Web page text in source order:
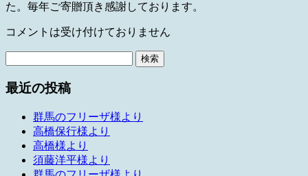
た。毎年ご寄贈頂き感謝しております。
コメントは受け付けておりません
最近の投稿
群馬のフリーザ様より
高橋保行様より
高橋様より
須藤洋平様より